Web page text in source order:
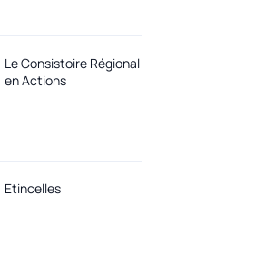
Le Consistoire Régional
en Actions
Etincelles